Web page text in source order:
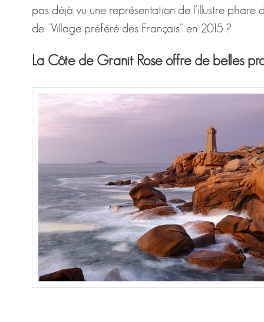
pas déjà vu une représentation de l'illustre phare
de "Village préféré des Français" en 2015 ?
La Côte de Granit Rose offre de belles